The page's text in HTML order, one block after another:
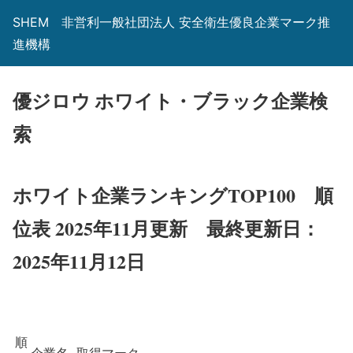
SHEM 非営利一般社団法人 安全衛生優良企業マーク推
進機構
優ジロウ ホワイト・ブラック企業検
索
ホワイト企業ランキングTOP100 順
位表 2025年11月更新 最終更新日：
2025年11月12日
順